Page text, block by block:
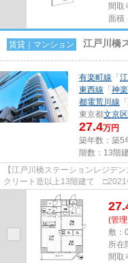
間取
面積
賃貸｜マンション 江戸川橋
有楽町線 「
東西線 「 神
都電荒川線 「
東京都文京区
27.4万円
築年数：築5
階数：13階建
【江戸川橋ステーションレジデンス】 □東京都文京区関口一丁目44-8 □
クリート造以上13階建て □2021年3月築 有楽町線「江戸川橋駅
地！ 東西線「神楽坂」も...
(管
敷：
所在
間取